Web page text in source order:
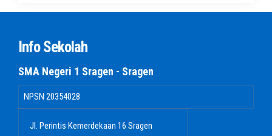
Info Sekolah
SMA Negeri 1 Sragen - Sragen
NPSN 20354028
Jl. Perintis Kemerdekaan 16 Sragen